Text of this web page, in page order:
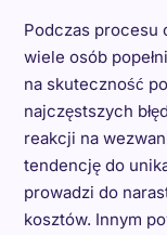
Podczas procesu
wiele osób
na skuteczność
najczęstszych
reakcji na
tendencję do
prowadzi do
kosztów. Innym